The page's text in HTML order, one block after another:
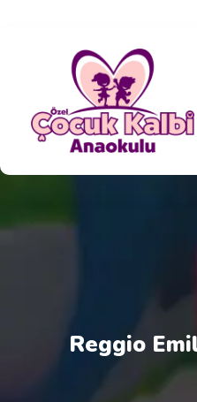
Reggio